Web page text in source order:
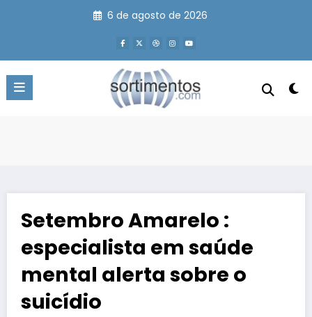
6 de agosto de 2026
Setembro Amarelo :
especialista em saúde
mental alerta sobre o
suicídio